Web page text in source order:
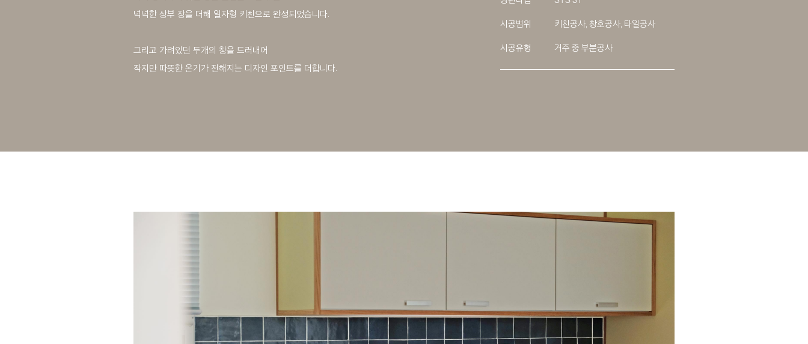
넉넉한 상부 장을 더해 일자형 키친으로 완성되었습니다.
그리고 가려있던 두개의 창을 드러내어
작지만 따뜻한 온기가 전해지는 디자인 포인트를 더합니다.
시공범위 키친공사, 창호공사, 타일공사
시공유형 거주 중 부분공사